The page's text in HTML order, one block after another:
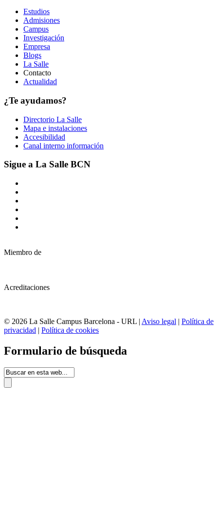
Estudios
Admisiones
Campus
Investigación
Empresa
Blogs
La Salle
Contacto
Actualidad
¿Te ayudamos?
Directorio La Salle
Mapa e instalaciones
Accesibilidad
Canal interno información
Sigue a La Salle BCN
Miembro de
Acreditaciones
© 2026 La Salle Campus Barcelona - URL | Aviso legal | Política de
privacidad | Política de cookies
Formulario de búsqueda